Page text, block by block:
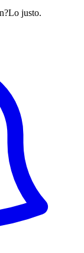
justo.‍